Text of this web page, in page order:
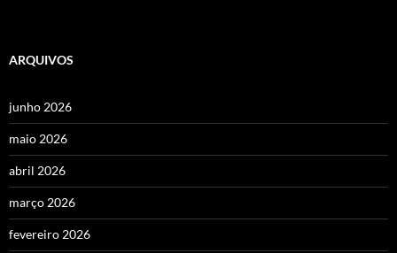
ARQUIVOS
junho 2026
maio 2026
abril 2026
março 2026
fevereiro 2026